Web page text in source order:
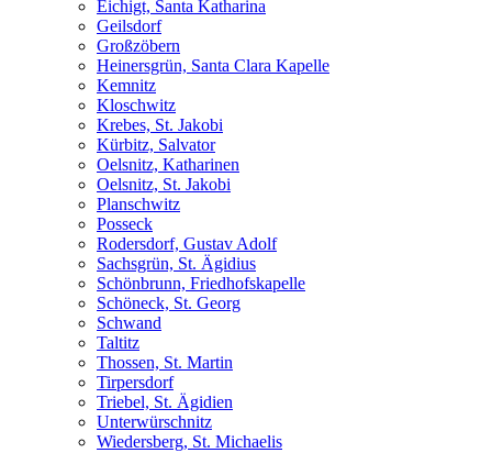
Eichigt, Santa Katharina
Geilsdorf
Großzöbern
Heinersgrün, Santa Clara Kapelle
Kemnitz
Kloschwitz
Krebes, St. Jakobi
Kürbitz, Salvator
Oelsnitz, Katharinen
Oelsnitz, St. Jakobi
Planschwitz
Posseck
Rodersdorf, Gustav Adolf
Sachsgrün, St. Ägidius
Schönbrunn, Friedhofskapelle
Schöneck, St. Georg
Schwand
Taltitz
Thossen, St. Martin
Tirpersdorf
Triebel, St. Ägidien
Unterwürschnitz
Wiedersberg, St. Michaelis